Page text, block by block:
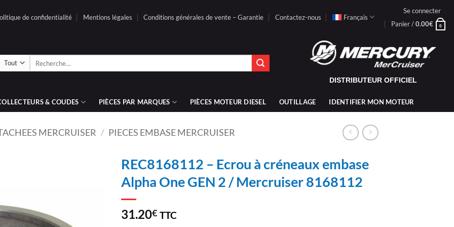
de confidentialité Mentions légales Conditions générales de vente – Garantie Contactez-nous Français
Se connecter
Panier /0.00€ 0
Recherche
DISTRIBUTEUR OFFICIEL
& COUDES PIÈCES PAR MARQUES PIÈCES MOTEUR DIESEL OUTILLAGE IDENTIFIER MON MOTEUR
MERCRUISER / PIECES EMBASE MERCRUISER
D’ENVIES
REC8168112 – Ecrou à créneaux embase
Alpha One GEN 2 / Mercruiser 8168112
31.20€ TTC